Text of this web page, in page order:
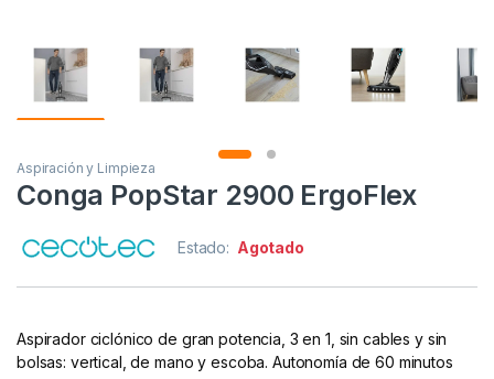
Aspiración y Limpieza
Conga PopStar 2900 ErgoFlex
Estado: Agotado
Aspirador ciclónico de gran potencia, 3 en 1, sin cables y sin
bolsas: vertical, de mano y escoba. Autonomía de 60 minutos